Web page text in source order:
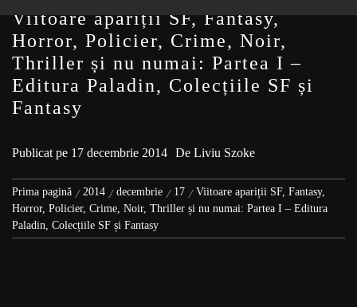
Viitoare apariții SF, Fantasy,
Horror, Policier, Crime, Noir,
Thriller și nu numai: Partea I –
Editura Paladin, Colecțiile SF și
Fantasy
Publicat pe 17 decembrie 2014 De Liviu Szoke
Prima pagină 2014 decembrie 17
Viitoare apariții SF, Fantasy,
Horror, Policier, Crime, Noir, Thriller și nu numai: Partea I – Editura
Paladin, Colecțiile SF și Fantasy